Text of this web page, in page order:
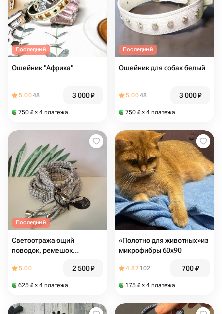
Последний
Ошейник "Африка"
5.0048 3 000₽
750 ₽ × 4 платежа
Последний
Ошейник для собак белый
5.0048 3 000₽
750 ₽ × 4 платежа
Последний
Светоотражающий
поводок, ремешок
5.00 2 500₽
625 ₽ × 4 платежа
«Полотно для животных»из
микрофибры 60х90
4.87 102 700₽
175 ₽ × 4 платежа